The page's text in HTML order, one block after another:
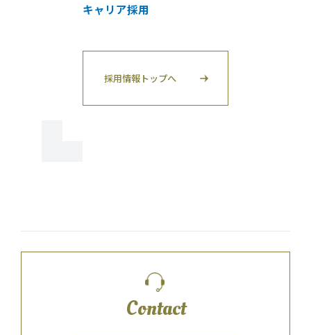
キャリア採用
採用情報トップへ
Contact